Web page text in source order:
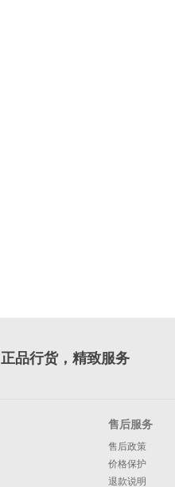
正品行货，精致服务
售后服务
售后政策
价格保护
退款说明